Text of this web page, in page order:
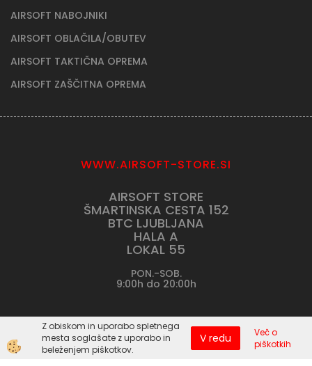
AIRSOFT NABOJNIKI
AIRSOFT OBLAČILA/OBUTEV
AIRSOFT TAKTIČNA OPREMA
AIRSOFT ZAŠČITNA OPREMA
WWW.AIRSOFT-STORE.SI
AIRSOFT STORE
ŠMARTINSKA CESTA 152
BTC LJUBLJANA
HALA A
LOKAL 55
PON.-SOB.
9:00h do 20:00h
Z obiskom in uporabo spletnega
mesta soglašate z uporabo in
beleženjem piškotkov.
V redu
Več o
piškotkih